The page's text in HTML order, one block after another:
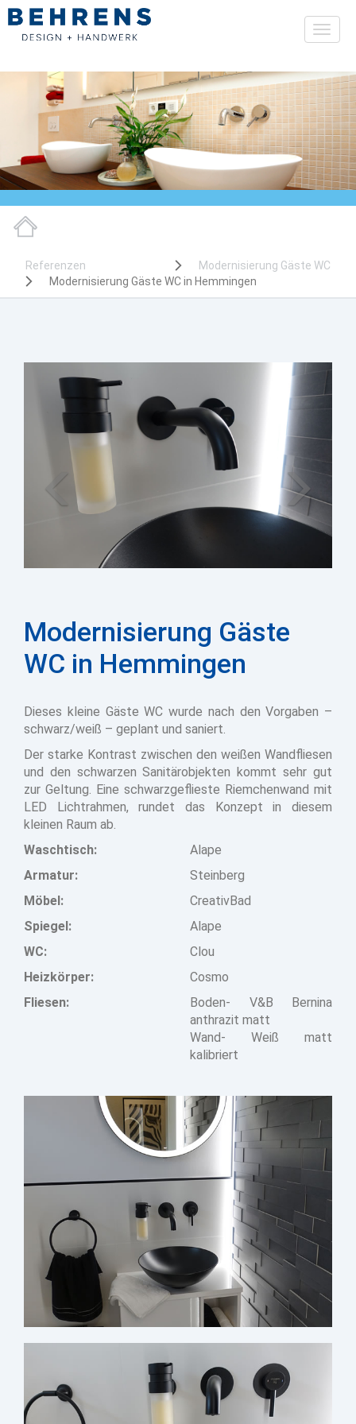
Referenzen
Modernisierung Gäste WC
Modernisierung Gäste WC in Hemmingen
Zurück Weiter
Modernisierung Gäste
WC in Hemmingen
Dieses kleine Gäste WC wurde nach den Vorgaben –
schwarz/weiß – geplant und saniert.
Der starke Kontrast zwischen den weißen Wandfliesen
und den schwarzen Sanitärobjekten kommt sehr gut
zur Geltung. Eine schwarzgeflieste Riemchenwand mit
LED Lichtrahmen, rundet das Konzept in diesem
kleinen Raum ab.
Waschtisch:
Alape
Armatur:
Steinberg
Möbel:
CreativBad
Spiegel:
Alape
WC:
Clou
Heizkörper:
Cosmo
Fliesen:
Boden- V&B Bernina
anthrazit matt
Wand- Weiß matt
kalibriert